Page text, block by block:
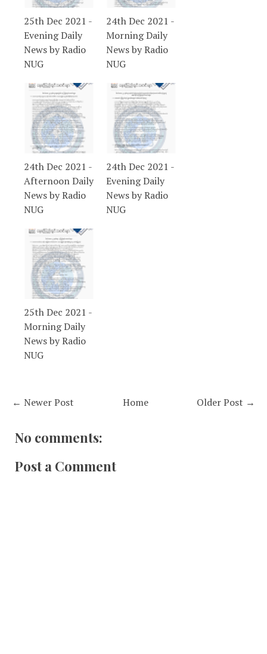
25th Dec 2021 -
Evening Daily
News by Radio
NUG
24th Dec 2021 -
Morning Daily
News by Radio
NUG
24th Dec 2021 -
Afternoon Daily
News by Radio
NUG
24th Dec 2021 -
Evening Daily
News by Radio
NUG
25th Dec 2021 -
Morning Daily
News by Radio
NUG
← Newer Post Older Post →
Home
No comments:
Post a Comment